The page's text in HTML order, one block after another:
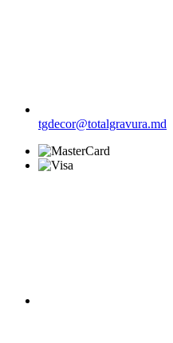
tgdecor@totalgravura.md